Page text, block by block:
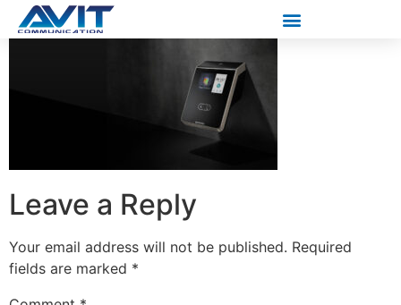
Leave a Reply
Your email address will not be published. Required
fields are marked *